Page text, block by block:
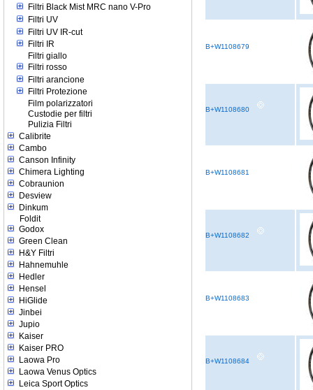
Filtri Black Mist MRC nano V-Pro
Filtri UV
Filtri UV IR-cut
Filtri IR
Filtri giallo
Filtri rosso
Filtri arancione
Filtri Protezione
Film polarizzatori
Custodie per filtri
Pulizia Filtri
Calibrite
Cambo
Canson Infinity
Chimera Lighting
Cobraunion
Desview
Dinkum
Foldit
Godox
Green Clean
H&Y Filtri
Hahnemuhle
Hedler
Hensel
HiGlide
Jinbei
Jupio
Kaiser
Kaiser PRO
Laowa Pro
Laowa Venus Optics
Leica Sport Optics
B+W1108679
B+W1108680
B+W1108681
B+W1108682
B+W1108683
B+W1108684